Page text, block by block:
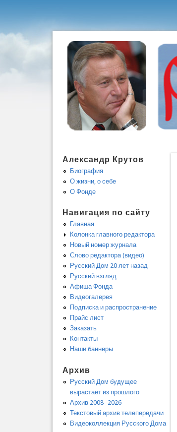
Александр Крутов
Биография
О жизни, о себе
О Фонде
Навигация по сайту
Главная
Колонка главного редактора
Новый номер журнала
Слово редактора (видео)
Русский Дом 20 лет назад
Русский взгляд
Афиша Фонда
Видеогалерея
Подписка и распространение
Прайс лист
Заказать
Контакты
Наши баннеры
Архив
Русский Дом будущее
вырастает из прошлого
Архив 2008 -2026
Текстовый архив телепередачи
Видеоколлекция Русского Дома